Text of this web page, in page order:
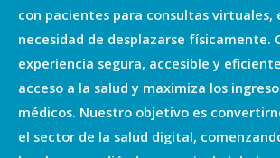
con pacientes para consultas virtuales,
necesidad de desplazarse físicamente.
experiencia segura, accesible y
acceso a la salud y maximiza los
médicos. Nuestro objetivo es
el sector de la salud digital,